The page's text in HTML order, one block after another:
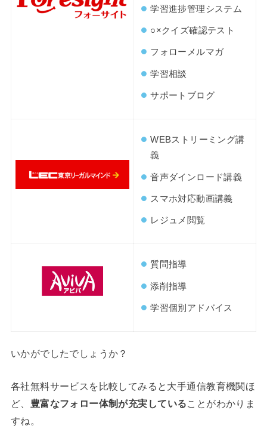
学習進捗管理システム
○×クイズ確認テスト
フォローメルマガ
学習相談
サポートブログ
WEBストリーミング講
義
音声ダインロード講義
スマホ対応動画講義
レジュメ閲覧
質問指導
添削指導
学習個別アドバイス
いかがでしたでしょうか？
各社無料サービスを比較してみると大手通信教育機関ほ
ど、 豊富なフォロー体制が充実していることがわかりま
すね。